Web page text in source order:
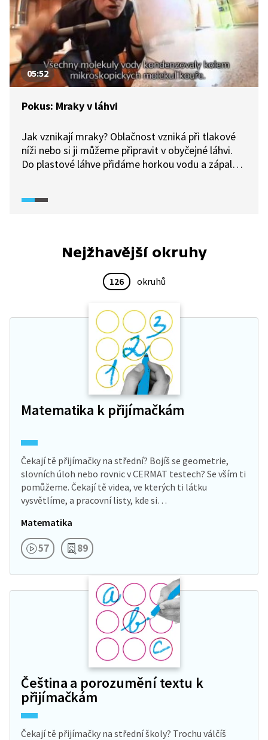
05:52
Pokus: Mraky v láhvi
Jak vznikají mraky? Oblačnost vzniká při tlakové
níži nebo si ji můžeme připravit v obyčejné láhvi.
Do plastové láhve přidáme horkou vodu a zápalku,
v láhvi mrak. Všechny molekuly vody kondenzují
Nejžhavější okruhy
126 okruhů
Matematika k přijímačkám
Čekají tě přijímačky na střední? Bojíš se geometrie,
slovních úloh nebo rovnic v CERMAT testech? Se vším ti
pomůžeme. Čekají tě videa, ve kterých ti látku
vysvětlíme, a pracovní listy, kde si…
Matematika
57 89
Čeština a porozumění textu k
přijímačkám
Čekají tě přijímačky na střední školy? Trochu válčíš